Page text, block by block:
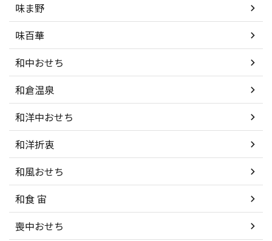
味ま野
味百華
和中おせち
和倉温泉
和洋中おせち
和洋折衷
和風おせち
和食 宙
喪中おせち